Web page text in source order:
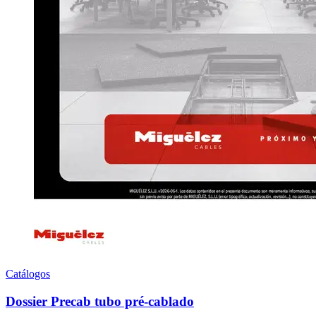
Catálogos
Dossier Precab tubo pré-cablado